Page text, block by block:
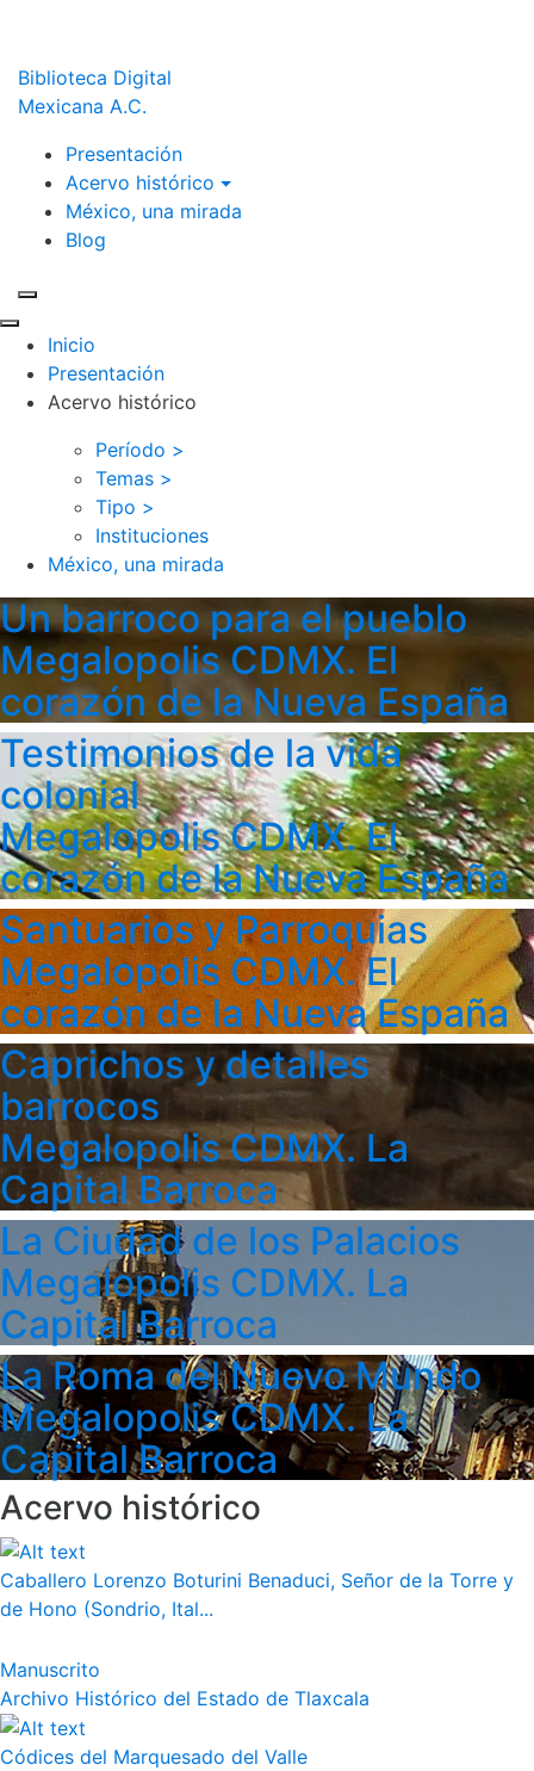
Biblioteca Digital
Mexicana A.C.
Presentación
Acervo histórico
México, una mirada
Blog
Inicio
Presentación
Acervo histórico
Período >
Temas >
Tipo >
Instituciones
México, una mirada
Un barroco para el pueblo
Megalopolis CDMX. El
corazón de la Nueva España
Testimonios de la vida
colonial
Megalopolis CDMX. El
corazón de la Nueva España
Santuarios y Parroquias
Megalopolis CDMX. El
corazón de la Nueva España
Caprichos y detalles
barrocos
Megalopolis CDMX. La
Capital Barroca
La Ciudad de los Palacios
Megalopolis CDMX. La
Capital Barroca
La Roma del Nuevo Mundo
Megalopolis CDMX. La
Capital Barroca
Acervo histórico
Caballero Lorenzo Boturini Benaduci, Señor de la Torre y
de Hono (Sondrio, Ital...
Manuscrito
Archivo Histórico del Estado de Tlaxcala
Códices del Marquesado del Valle